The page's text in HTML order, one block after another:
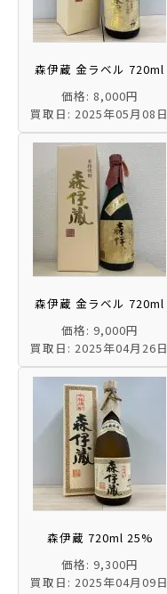
森伊蔵 金ラベル 720ml
価格: 8,000円
買取日: 2025年05月08日
森伊蔵 金ラベル 720ml
価格: 9,000円
買取日: 2025年04月26日
森伊蔵 720ml 25%
価格: 9,300円
買取日: 2025年04月09日